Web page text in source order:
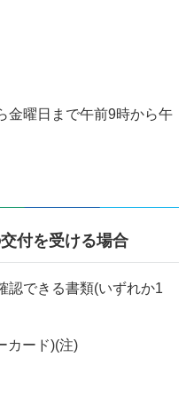
金曜日まで午前9時から午
付を受ける場合
認できる書類(いずれか1
カード)(注)